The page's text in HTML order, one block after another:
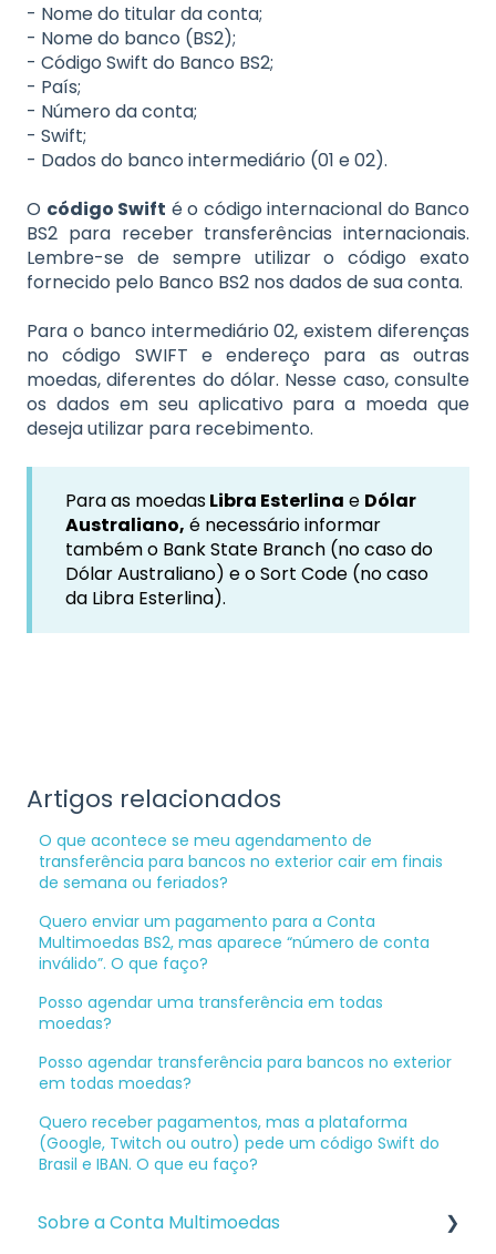
- Nome do titular da conta;
- Nome do banco (BS2);
- Código Swift do Banco BS2;
- País;
- Número da conta;
- Swift;
- Dados do banco intermediário (01 e 02).
O código Swift é o código internacional do Banco
BS2 para receber transferências internacionais.
Lembre-se de sempre utilizar o código exato
fornecido pelo Banco BS2 nos dados de sua conta.
Para o banco intermediário 02, existem diferenças
no código SWIFT e endereço para as outras
moedas, diferentes do dólar. Nesse caso, consulte
os dados em seu aplicativo para a moeda que
deseja utilizar para recebimento.
Para as moedasLibra Esterlina e Dólar
Australiano, é necessário informar
também o Bank State Branch (no caso do
Dólar Australiano) e o Sort Code (no caso
da Libra Esterlina).
Artigos relacionados
O que acontece se meu agendamento de
transferência para bancos no exterior cair em finais
de semana ou feriados?
Quero enviar um pagamento para a Conta
Multimoedas BS2, mas aparece “número de conta
inválido”. O que faço?
Posso agendar uma transferência em todas
moedas?
Posso agendar transferência para bancos no exterior
em todas moedas?
Quero receber pagamentos, mas a plataforma
(Google, Twitch ou outro) pede um código Swift do
Brasil e IBAN. O que eu faço?
Sobre a Conta Multimoedas